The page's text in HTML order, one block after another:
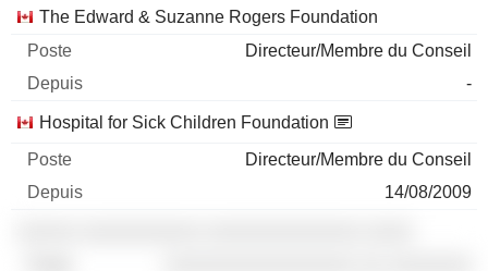
The Edward & Suzanne Rogers Foundation
Directeur/Membre du Conseil
-
Hospital for Sick Children Foundation
Directeur/Membre du Conseil
14/08/2009